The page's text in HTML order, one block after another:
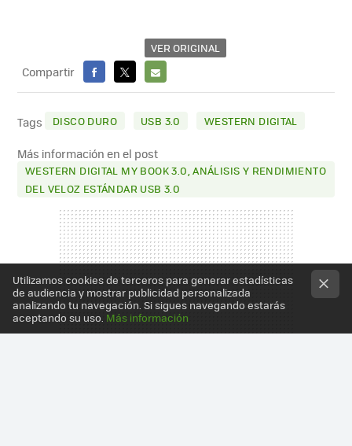
VER ORIGINAL
Compartir
FACEBOOK
X
E-
MAIL
Tags DISCO DURO USB 3.0 WESTERN DIGITAL
Más información en el post
WESTERN DIGITAL MY BOOK 3.0, ANÁLISIS Y RENDIMIENTO
DEL VELOZ ESTÁNDAR USB 3.0
Utilizamos cookies de terceros para generar estadísticas
de audiencia y mostrar publicidad personalizada
analizando tu navegación. Si sigues navegando estarás
aceptando su uso. Más información